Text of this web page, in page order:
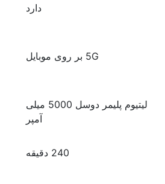
دارد
5G بر روی موبایل
لیتیوم پلیمر دوسل 5000 میلی
آمپر
240 دقیقه